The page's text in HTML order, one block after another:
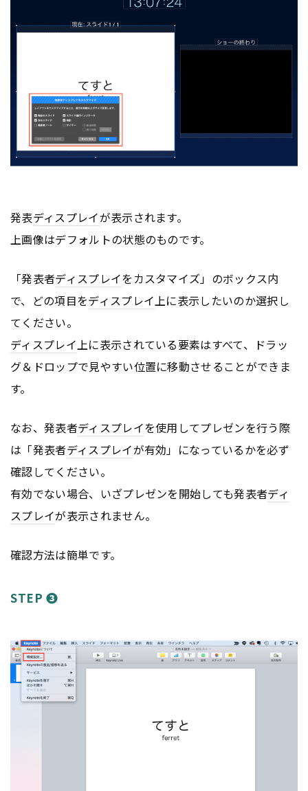
発表ディスプレイが表示されます。
上画像はデフォルトの状態のものです。
「発表者ディスプレイをカスタマイズ」のボックス内
で、どの項目をディスプレイ上に表示したいのか選択し
てください。
ディスプレイ上に表示されている要素はすべて、ドラッ
グ＆ドロップで見やすい位置に移動させることができま
す。
なお、発表者ディスプレイを使用してプレゼンを行う際
は「発表者ディスプレイが有効」になっているかを必ず
確認してください。
有効でない場合、いざプレゼンを開始しても発表者ディ
スプレイが表示されません。
確認方法は簡単です。
STEP ❸